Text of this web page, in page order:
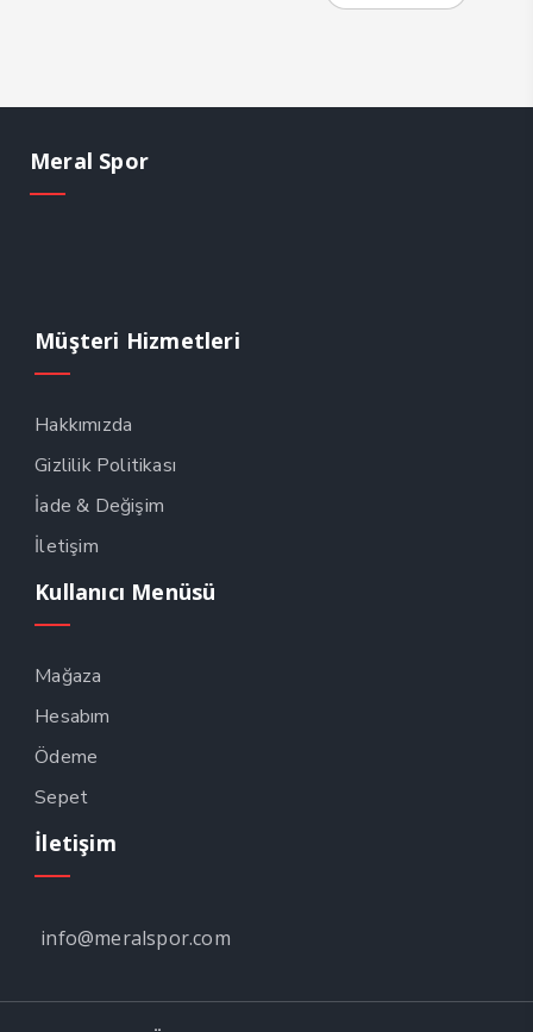
Meral Spor
Müşteri Hizmetleri
Hakkımızda
Gizlilik Politikası
İade & Değişim
İletişim
Kullanıcı Menüsü
Mağaza
Hesabım
Ödeme
Sepet
İletişim
info@meralspor.com